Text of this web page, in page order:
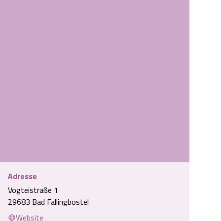
Adresse
Vogteistraße 1
29683 Bad Fallingbostel
Website